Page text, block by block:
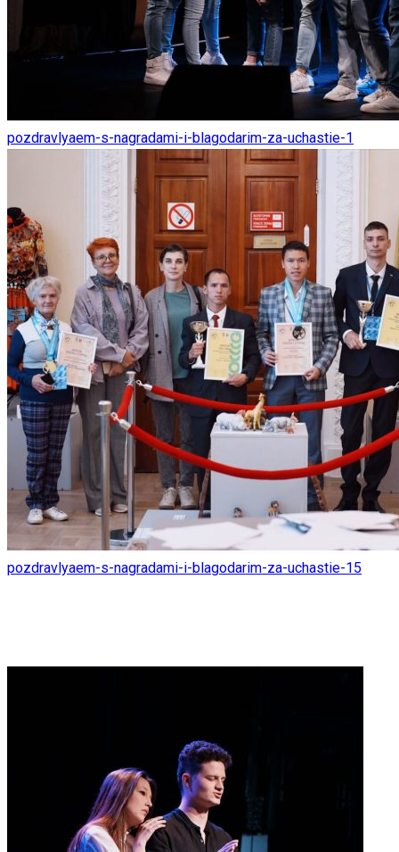
pozdravlyaem-s-nagradami-i-blagodarim-za-uchastie-1
pozdravlyaem-s-nagradami-i-blagodarim-za-uchastie-15